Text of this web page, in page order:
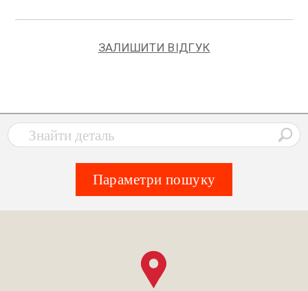
ЗАЛИШИТИ ВІДГУК
Параметри пошуку